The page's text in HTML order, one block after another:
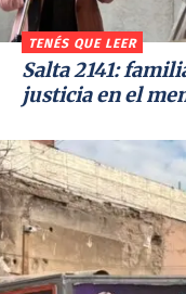
TENÉS QUE LEER
Salta 2141:
justicia en el